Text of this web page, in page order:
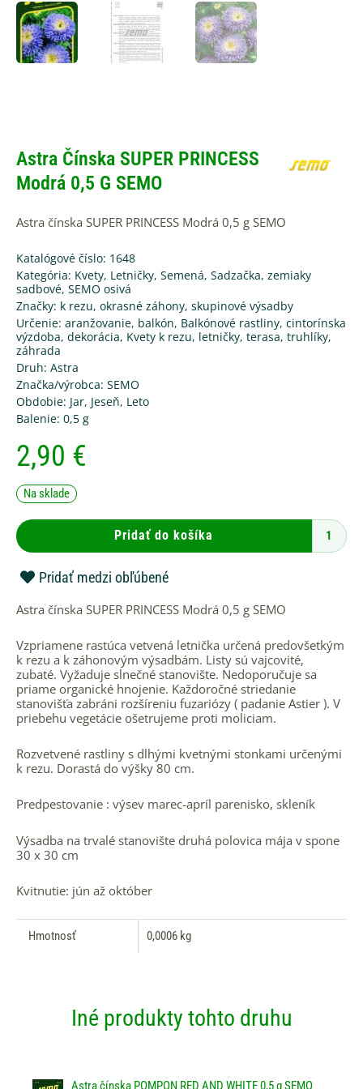
Astra Čínska SUPER PRINCESS
Modrá 0,5 G SEMO
Astra čínska SUPER PRINCESS Modrá 0,5 g SEMO
Katalógové číslo: 1648
Kategória: Kvety, Letničky, Semená, Sadzačka, zemiaky
sadbové, SEMO osivá
Značky: k rezu, okrasné záhony, skupinové výsadby
Určenie: aranžovanie, balkón, Balkónové rastliny, cintorínska
výzdoba, dekorácia, Kvety k rezu, letničky, terasa, truhlíky,
záhrada
Druh: Astra
Značka/výrobca: SEMO
Obdobie: Jar, Jeseň, Leto
Balenie: 0,5 g
2,90 €
Na sklade
čínska
SUPER
PRINCESS
Pridať do košíka
Pridať medzi obľúbené
Astra čínska SUPER PRINCESS Modrá 0,5 g SEMO
Vzpriamene rastúca vetvená letnička určená predovšetkým
k rezu a k záhonovým výsadbám. Listy sú vajcovité,
zubaté. Vyžaduje slnečné stanovište. Nedoporučuje sa
priame organické hnojenie. Každoročné striedanie
stanovišťa zabráni rozšíreniu fuzariózy ( padanie Astier ). V
priebehu vegetácie ošetrujeme proti moliciam.
Rozvetvené rastliny s dlhými kvetnými stonkami určenými
k rezu. Dorastá do výšky 80 cm.
Predpestovanie : výsev marec-apríl parenisko, skleník
Výsadba na trvalé stanovište druhá polovica mája v spone
30 x 30 cm
Kvitnutie: jún až október
Hmotnosť 0,0006 kg
Iné produkty tohto druhu
Astra čínska POMPON RED AND WHITE 0,5 g SEMO